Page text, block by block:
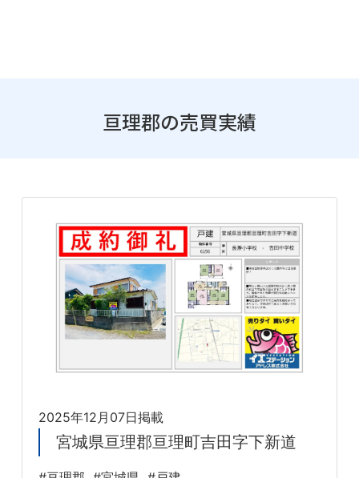
亘理郡の売買実績
2025年12月07日掲載
宮城県亘理郡亘理町吉田字下新道